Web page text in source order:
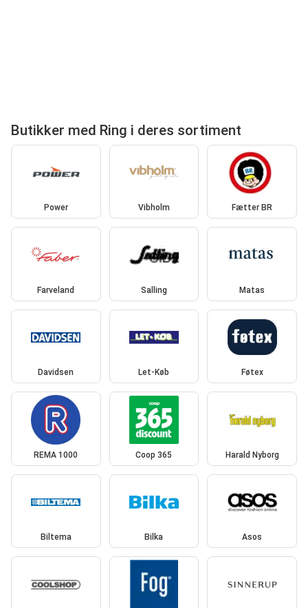
Butikker med Ring i deres sortiment
Power Vibholm Fætter BR
Farveland Salling Matas
Davidsen Let-Køb Føtex
REMA 1000 Coop 365 Harald Nyborg
Biltema Bilka Asos